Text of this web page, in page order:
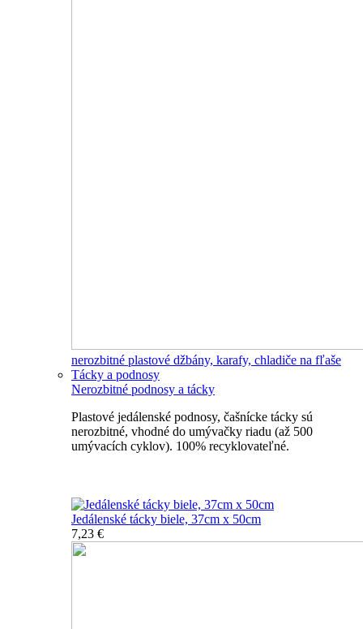
nerozbitné plastové džbány, karafy, chladiče na fľaše
Tácky a podnosy
Nerozbitné podnosy a tácky
Plastové jedálenské podnosy, čašnícke tácky sú
nerozbitné, vhodné do umývačky riadu (až 500
umývacích cyklov). 100% recyklovateľné.
Jedálenské tácky biele, 37cm x 50cm
7,23 €